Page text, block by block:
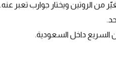
الروتين ويختار جوارب تعبر عنه.
السريع داخل السعودية.